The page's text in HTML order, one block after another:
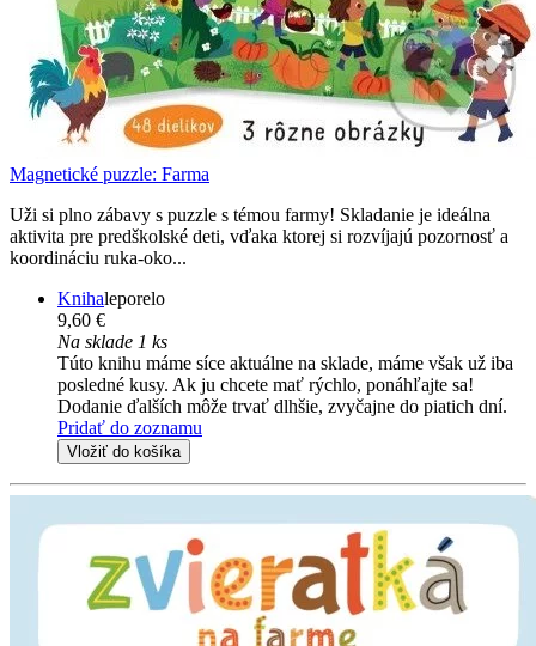
Magnetické puzzle: Farma
Uži si plno zábavy s puzzle s témou farmy! Skladanie je ideálna
aktivita pre predškolské deti, vďaka ktorej si rozvíjajú pozornosť a
koordináciu ruka-oko...
Knihaleporelo
9,60 €
Na sklade 1 ks
Túto knihu máme síce aktuálne na sklade, máme však už iba
posledné kusy. Ak ju chcete mať rýchlo, ponáhľajte sa!
Dodanie ďalších môže trvať dlhšie, zvyčajne do piatich dní.
Pridať do zoznamu
Vložiť do košíka